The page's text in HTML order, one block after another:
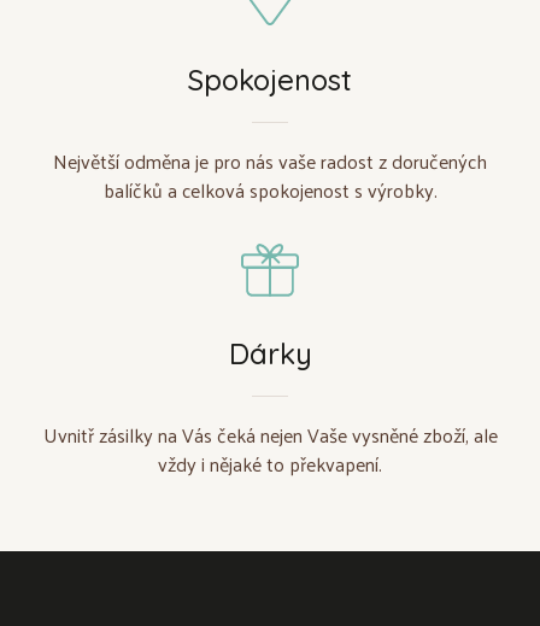
Spokojenost
Největší odměna je pro nás vaše radost z doručených
balíčků a celková spokojenost s výrobky.
Dárky
Uvnitř zásilky na Vás čeká nejen Vaše vysněné zboží, ale
vždy i nějaké to překvapení.